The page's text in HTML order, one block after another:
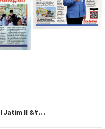
Jatim II &#…